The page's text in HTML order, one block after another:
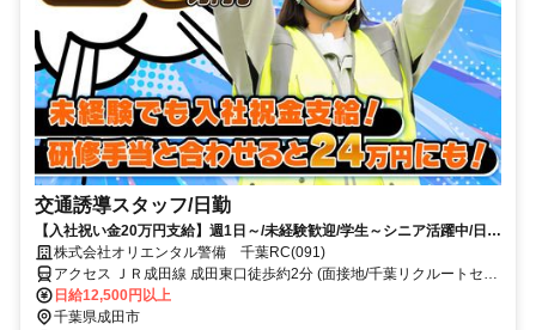
交通誘導スタッフ/日勤
【入社祝い金20万円支給】週1日～/未経験歓迎/学生～シニア活躍中/日払
い・週払いOK/履歴書不要！
株式会社オリエンタル警備 千葉RC(091)
アクセス ＪＲ成田線 成田東口徒歩約2分 (面接地/千葉リクルートセン
ター)千葉県千葉市中央区新町１７－１６ 新町芳野ビル５Ｆ
日給12,500円以上
千葉県成田市